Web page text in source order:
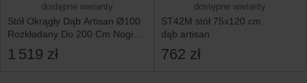
dostępne warianty
Stół Okrągły Dąb Artisan Ø100
Rozkładany Do 200 Cm Nogi
Metal Y Czarne
1 519 zł
dostępne warianty
ST42M stół 75x120 cm
dąb artisan
762 zł